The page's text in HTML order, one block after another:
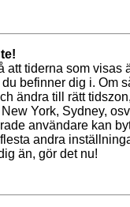
att tiderna som visas
befinner dig i. Om
ändra till rätt
York, Sydney,
användare kan
andra
än, gör det nu!